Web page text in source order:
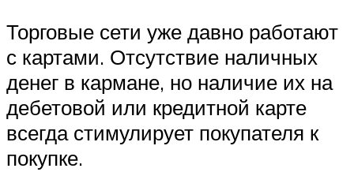
Торговые сети уже давно работают
с картами. Отсутствие наличных
денег в кармане, но наличие их на
дебетовой или кредитной карте
всегда стимулирует покупателя к
покупке.